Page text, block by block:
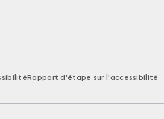
Rapport d'étape sur l'accessibilité